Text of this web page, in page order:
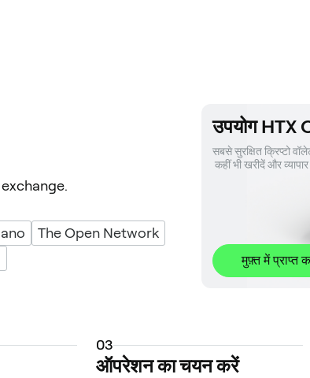
The Open Network
उपयोग HTX
सबसे सुरक्षित क्रिप्टो
कहीं भी खरीदें और
मुफ़्त में प्राप्त
03
ऑपरेशन का चयन करें